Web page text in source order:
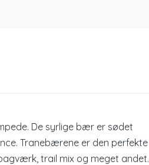
De syrlige bær er sødet
Tranebærene er den perfekte
trail mix og meget andet.